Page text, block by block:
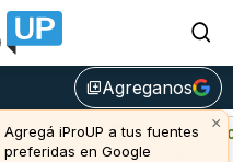
library_addAgreganos
×
Agregá iProUP a tus fuentes
preferidas en Google
Avalanche
u$s 6,67